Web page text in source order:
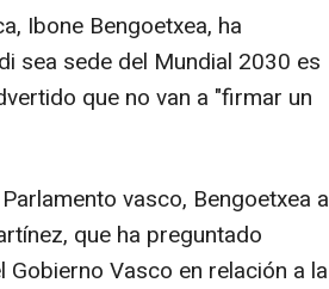
Ibone Bengoetxea, ha
sea sede del Mundial 2030 es
que no van a "firmar un
vasco, Bengoetxea a
que ha preguntado
Vasco en relación a la